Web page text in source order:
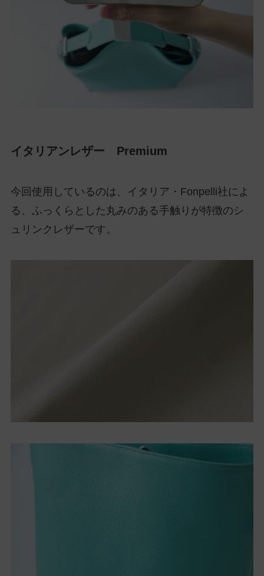
イタリアンレザー Premium
今回使用しているのは、イタリア・Fonpelli社によ
る、ふっくらとした丸みのある手触りが特徴のシ
ュリンクレザーです。